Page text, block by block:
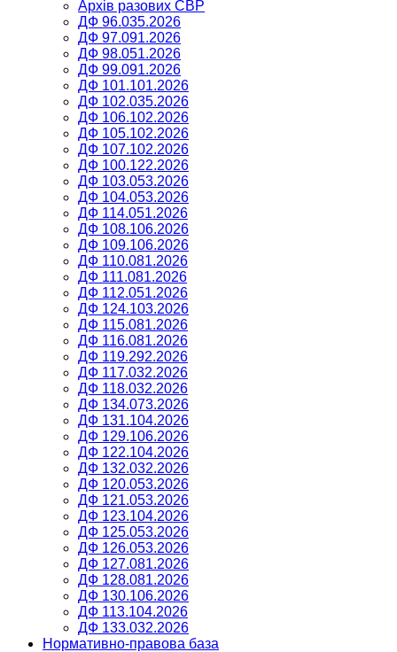
Архів разових СВР
ДФ 96.035.2026
ДФ 97.091.2026
ДФ 98.051.2026
ДФ 99.091.2026
ДФ 101.101.2026
ДФ 102.035.2026
ДФ 106.102.2026
ДФ 105.102.2026
ДФ 107.102.2026
ДФ 100.122.2026
ДФ 103.053.2026
ДФ 104.053.2026
ДФ 114.051.2026
ДФ 108.106.2026
ДФ 109.106.2026
ДФ 110.081.2026
ДФ 111.081.2026
ДФ 112.051.2026
ДФ 124.103.2026
ДФ 115.081.2026
ДФ 116.081.2026
ДФ 119.292.2026
ДФ 117.032.2026
ДФ 118.032.2026
ДФ 134.073.2026
ДФ 131.104.2026
ДФ 129.106.2026
ДФ 122.104.2026
ДФ 132.032.2026
ДФ 120.053.2026
ДФ 121.053.2026
ДФ 123.104.2026
ДФ 125.053.2026
ДФ 126.053.2026
ДФ 127.081.2026
ДФ 128.081.2026
ДФ 130.106.2026
ДФ 113.104.2026
ДФ 133.032.2026
Нормативно-правова база